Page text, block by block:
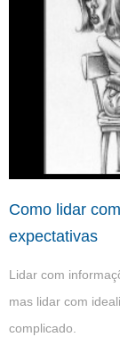
Como lidar
expectativas
Lidar com
mas lidar com
complicado.